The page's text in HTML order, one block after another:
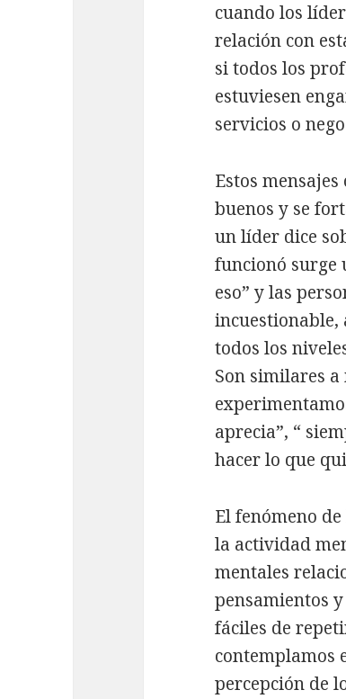
cuando los
relación con
si todos los
estuviesen
servicios o
Estos
buenos y se
un líder dice
funcionó surge
eso” y las
incuestionable,
todos los
Son similares
aprecia”, “
hacer lo que
El fenómeno
la actividad
mentales
pensamientos
fáciles de
contemplamos
percepción de